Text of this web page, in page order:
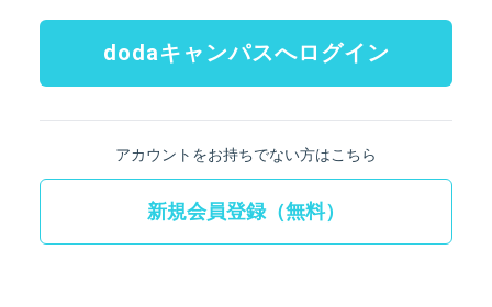
dodaキャンパスへログイン
アカウントをお持ちでない方はこちら
新規会員登録（無料）